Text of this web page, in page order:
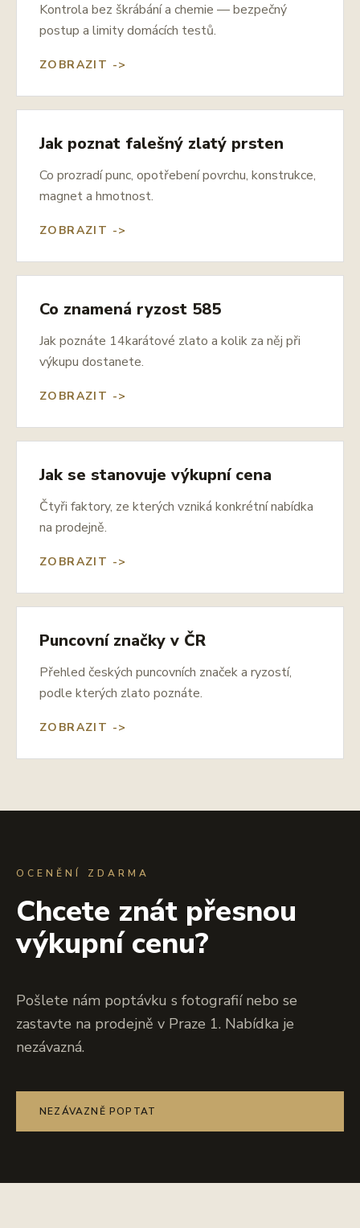
Kontrola bez škrábání a chemie — bezpečný
postup a limity domácích testů.
ZOBRAZIT ->
Jak poznat falešný zlatý prsten
Co prozradí punc, opotřebení povrchu, konstrukce,
magnet a hmotnost.
ZOBRAZIT ->
Co znamená ryzost 585
Jak poznáte 14karátové zlato a kolik za něj při
výkupu dostanete.
ZOBRAZIT ->
Jak se stanovuje výkupní cena
Čtyři faktory, ze kterých vzniká konkrétní nabídka
na prodejně.
ZOBRAZIT ->
Puncovní značky v ČR
Přehled českých puncovních značek a ryzostí,
podle kterých zlato poznáte.
ZOBRAZIT ->
OCENĚNÍ ZDARMA
Chcete znát přesnou
výkupní cenu?
Pošlete nám poptávku s fotografií nebo se
zastavte na prodejně v Praze 1. Nabídka je
nezávazná.
NEZÁVAZNĚ POPTAT